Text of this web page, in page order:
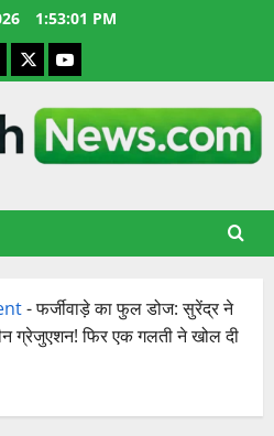
1:53:02 PM
X YouTube
-फर्जीवाड़े का फुल डोज: सुरेंद्र ने
ग्रेजुएशन! फिर एक गलती ने खोल दी